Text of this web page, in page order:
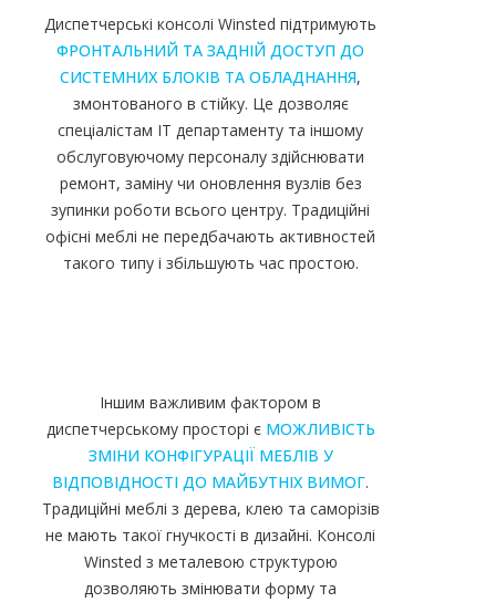
Диспетчерські консолі Winsted підтримують
ФРОНТАЛЬНИЙ ТА ЗАДНІЙ ДОСТУП ДО
СИСТЕМНИХ БЛОКІВ ТА ОБЛАДНАННЯ,
змонтованого в стійку. Це дозволяє
спеціалістам IT департаменту та іншому
обслуговуючому персоналу здійснювати
ремонт, заміну чи оновлення вузлів без
зупинки роботи всього центру. Традиційні
офісні меблі не передбачають активностей
такого типу і збільшують час простою.
Іншим важливим фактором в
диспетчерському просторі є МОЖЛИВІСТЬ
ЗМІНИ КОНФІГУРАЦІЇ МЕБЛІВ У
ВІДПОВІДНОСТІ ДО МАЙБУТНІХ ВИМОГ.
Традиційні меблі з дерева, клею та саморізів
не мають такої гнучкості в дизайні. Консолі
Winsted з металевою структурою
дозволяють змінювати форму та